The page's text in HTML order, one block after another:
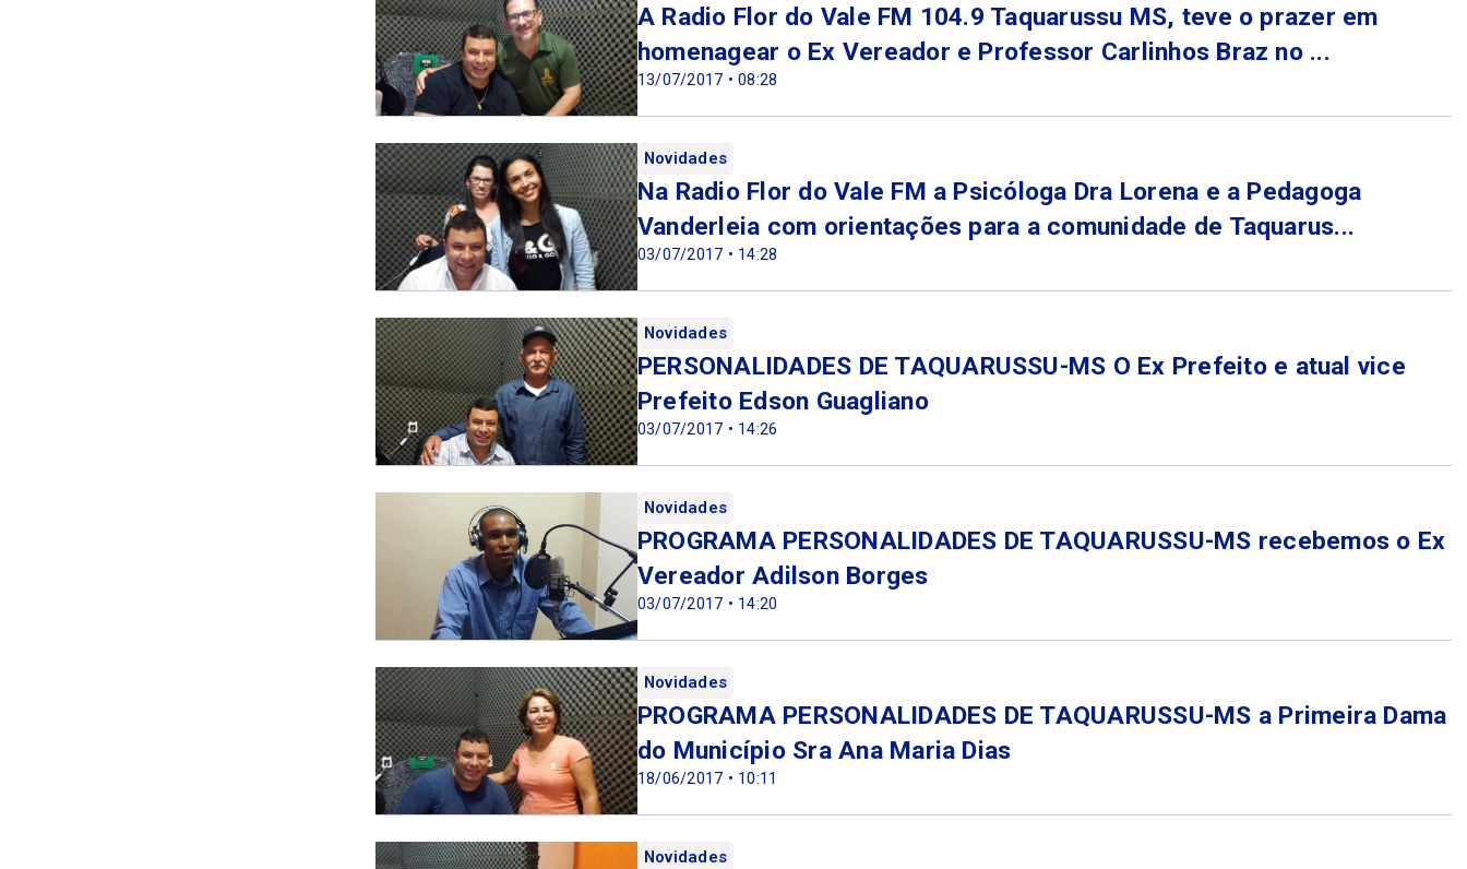
13/07/2017 • 08:28
A Radio Flor do Vale FM 104.9 Taquarussu MS, teve o prazer em
homenagear o Ex Vereador e Professor Carlinhos Braz no ...
Novidades
03/07/2017 • 14:28
Na Radio Flor do Vale FM a Psicóloga Dra Lorena e a Pedagoga
Vanderleia com orientações para a comunidade de Taquarus...
Novidades
03/07/2017 • 14:26
PERSONALIDADES DE TAQUARUSSU-MS O Ex Prefeito e atual vice
Prefeito Edson Guagliano
Novidades
03/07/2017 • 14:20
PROGRAMA PERSONALIDADES DE TAQUARUSSU-MS recebemos o Ex
Vereador Adilson Borges
Novidades
18/06/2017 • 10:11
PROGRAMA PERSONALIDADES DE TAQUARUSSU-MS a Primeira Dama
do Município Sra Ana Maria Dias
Novidades